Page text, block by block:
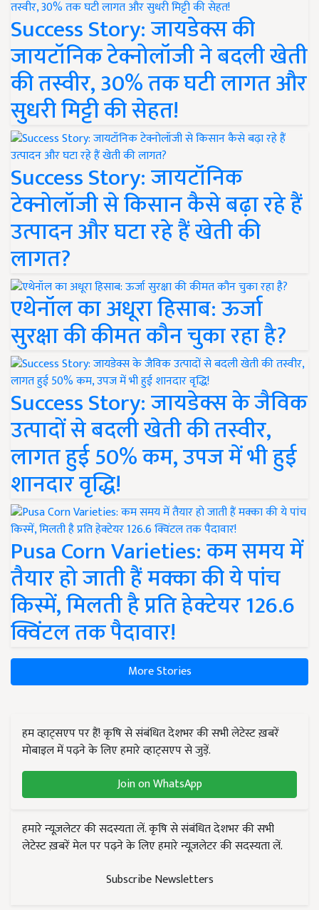
Success Story: जायडेक्स की
जायटॉनिक टेक्नोलॉजी ने बदली खेती
की तस्वीर, 30% तक घटी लागत और
सुधरी मिट्टी की सेहत!
Success Story: जायटॉनिक
टेक्नोलॉजी से किसान कैसे बढ़ा रहे हैं
उत्पादन और घटा रहे हैं खेती की
लागत?
एथेनॉल का अधूरा हिसाब: ऊर्जा
सुरक्षा की कीमत कौन चुका रहा है?
Success Story: जायडेक्स के जैविक
उत्पादों से बदली खेती की तस्वीर,
लागत हुई 50% कम, उपज में भी हुई
शानदार वृद्धि!
Pusa Corn Varieties: कम समय में
तैयार हो जाती हैं मक्का की ये पांच
किस्में, मिलती है प्रति हेक्टेयर 126.6
क्विंटल तक पैदावार!
More Stories
हम व्हाट्सएप पर हैं! कृषि से संबंधित देशभर की सभी लेटेस्ट ख़बरें
मोबाइल में पढ़ने के लिए हमारे व्हाट्सएप से जुड़ें.
Join on WhatsApp
हमारे न्यूज़लेटर की सदस्यता लें. कृषि से संबंधित देशभर की सभी
लेटेस्ट ख़बरें मेल पर पढ़ने के लिए हमारे न्यूज़लेटर की सदस्यता लें.
Subscribe Newsletters